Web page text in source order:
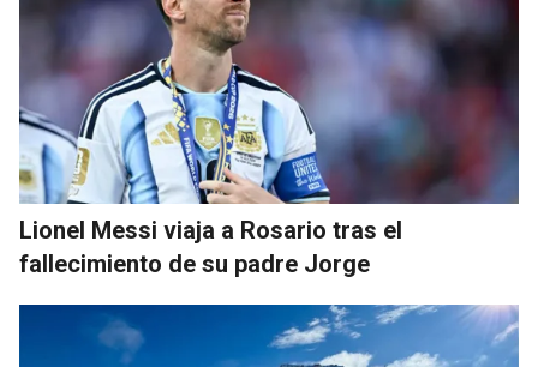
Lionel Messi viaja a Rosario tras el
fallecimiento de su padre Jorge